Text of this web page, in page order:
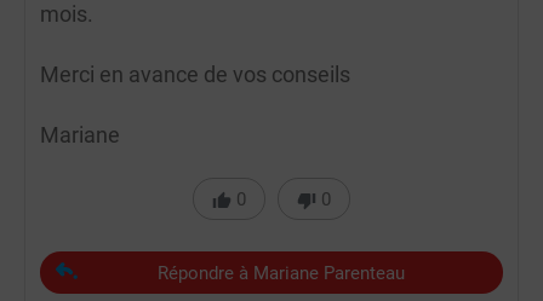
mois.
Merci en avance de vos conseils
Mariane
0 0
Répondre à Mariane Parenteau